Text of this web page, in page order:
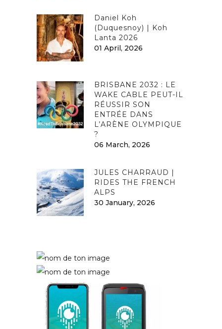
Daniel Koh
(Duquesnoy) | Koh
Lanta 2026
01 April, 2026
BRISBANE 2032 : LE
WAKE CABLE PEUT-IL
RÉUSSIR SON
ENTRÉE DANS
L’ARÈNE OLYMPIQUE
?
06 March, 2026
JULES CHARRAUD |
RIDES THE FRENCH
ALPS
30 January, 2026